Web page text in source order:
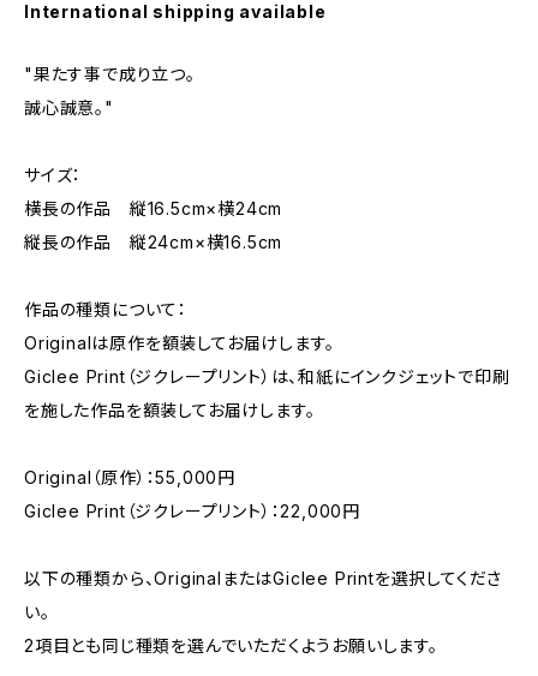
International shipping available
"果たす事で成り立つ。
誠心誠意。"
サイズ：
横長の作品 縦16.5cm×横24cm
縦長の作品 縦24cm×横16.5cm
作品の種類について：
Originalは原作を額装してお届けします。
Giclee Print（ジクレープリント）は、和紙にインクジェットで印刷
を施した作品を額装してお届けします。
Original（原作）：55,000円
Giclee Print（ジクレープリント）：22,000円
以下の種類から、OriginalまたはGiclee Printを選択してくださ
い。
2項目とも同じ種類を選んでいただくようお願いします。